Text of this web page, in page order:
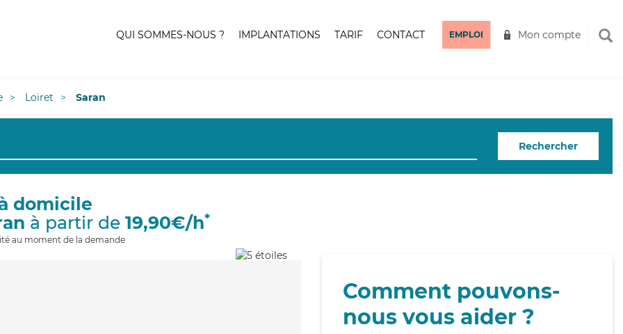
QUI SOMMES-NOUS ? IMPLANTATIONS TARIF CONTACT EMPLOI Mon compte
Loiret Saran
Rechercher
domicile
à partir de 19,90€/h*
au moment de la demande
Comment pouvons-
nous vous aider ?